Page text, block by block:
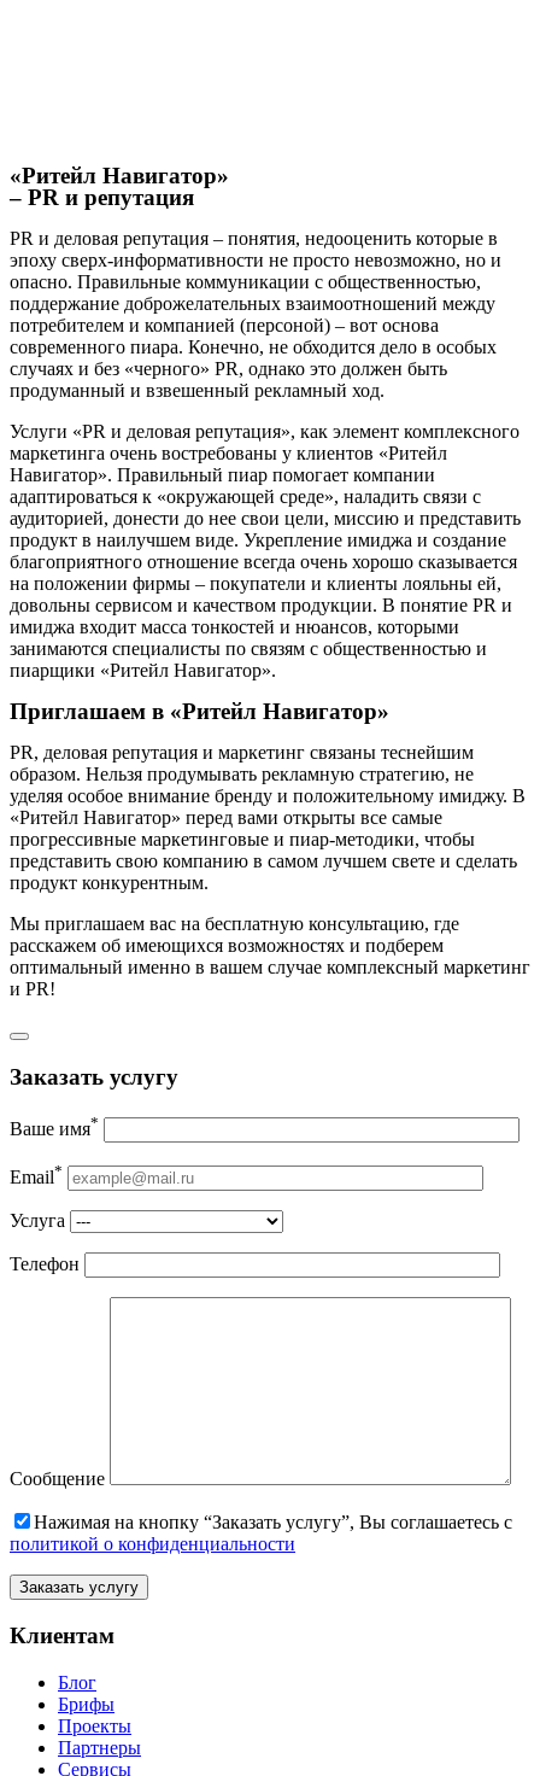
«Ритейл Навигатор»
– PR и репутация
PR и деловая репутация – понятия, недооценить которые в
эпоху сверх-информативности не просто невозможно, но и
опасно. Правильные коммуникации с общественностью,
поддержание доброжелательных взаимоотношений между
потребителем и компанией (персоной) – вот основа
современного пиара. Конечно, не обходится дело в особых
случаях и без «черного» PR, однако это должен быть
продуманный и взвешенный рекламный ход.
Услуги «PR и деловая репутация», как элемент комплексного
маркетинга очень востребованы у клиентов «Ритейл
Навигатор». Правильный пиар помогает компании
адаптироваться к «окружающей среде», наладить связи с
аудиторией, донести до нее свои цели, миссию и представить
продукт в наилучшем виде. Укрепление имиджа и создание
благоприятного отношение всегда очень хорошо сказывается
на положении фирмы – покупатели и клиенты лояльны ей,
довольны сервисом и качеством продукции. В понятие PR и
имиджа входит масса тонкостей и нюансов, которыми
занимаются специалисты по связям с общественностью и
пиарщики «Ритейл Навигатор».
Приглашаем в «Ритейл Навигатор»
PR, деловая репутация и маркетинг связаны теснейшим
образом. Нельзя продумывать рекламную стратегию, не
уделяя особое внимание бренду и положительному имиджу. В
«Ритейл Навигатор» перед вами открыты все самые
прогрессивные маркетинговые и пиар-методики, чтобы
представить свою компанию в самом лучшем свете и сделать
продукт конкурентным.
Мы приглашаем вас на бесплатную консультацию, где
расскажем об имеющихся возможностях и подберем
оптимальный именно в вашем случае комплексный маркетинг
и PR!
Заказать услугу
Ваше имя*
Email*
Услуга
Телефон
Сообщение
Нажимая на кнопку “Заказать услугу”, Вы соглашаетесь с
политикой о конфиденциальности
Клиентам
Блог
Брифы
Проекты
Партнеры
Сервисы